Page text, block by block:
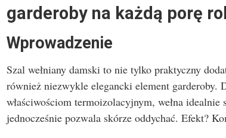
garderoby na każdą porę
Wprowadzenie
Szal wełniany damski to nie tylko praktyczny
również niezwykle elegancki element garderoby.
właściwościom termoizolacyjnym, wełna idealnie
jednocześnie pozwala skórze oddychać. Efekt?